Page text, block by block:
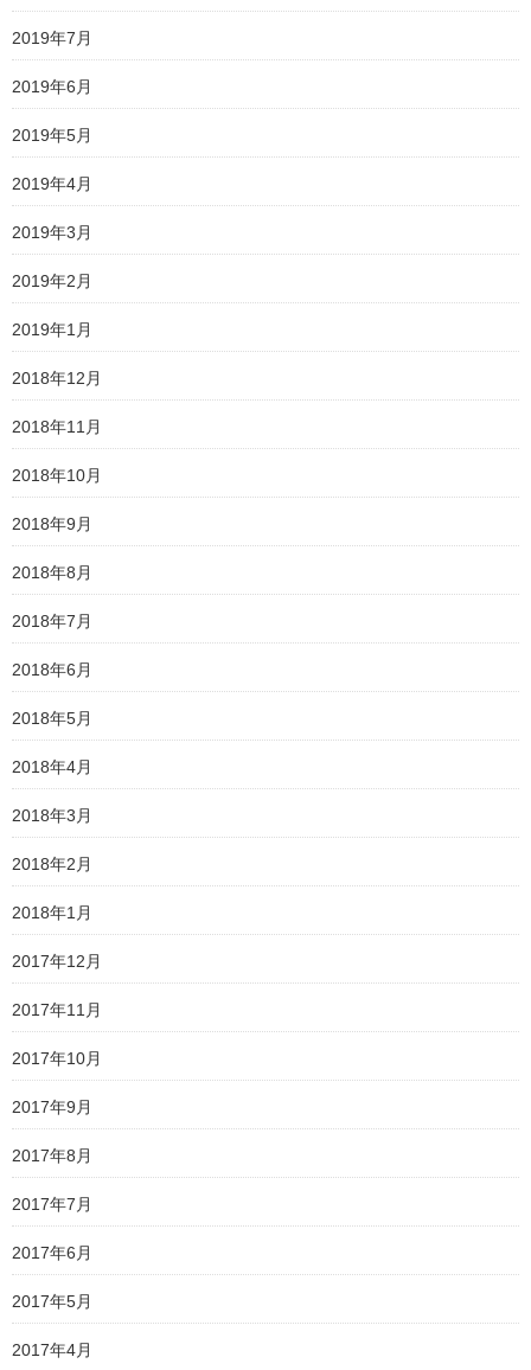
2019年7月
2019年6月
2019年5月
2019年4月
2019年3月
2019年2月
2019年1月
2018年12月
2018年11月
2018年10月
2018年9月
2018年8月
2018年7月
2018年6月
2018年5月
2018年4月
2018年3月
2018年2月
2018年1月
2017年12月
2017年11月
2017年10月
2017年9月
2017年8月
2017年7月
2017年6月
2017年5月
2017年4月